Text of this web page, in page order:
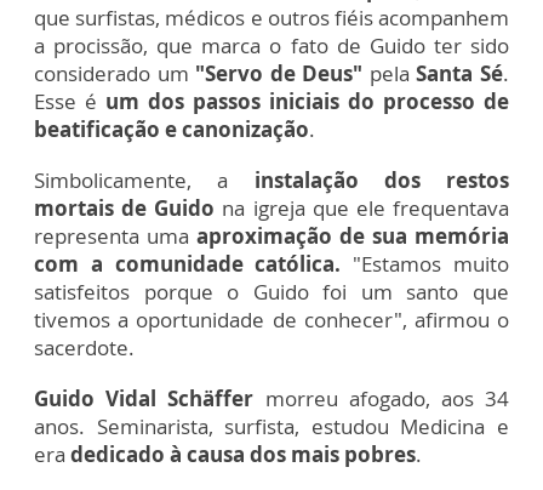
que surfistas, médicos e outros fiéis acompanhem
a procissão, que marca o fato de Guido ter sido
considerado um "Servo de Deus" pelaSanta Sé.
Esse é um dos passos iniciais do processo de
beatificação e canonização.
Simbolicamente, a instalação dos restos
mortais de Guido na igreja que ele frequentava
representa uma aproximação de sua memória
com a comunidade católica. "Estamos muito
satisfeitos porque o Guido foi um santo que
tivemos a oportunidade de conhecer", afirmou o
sacerdote.
Guido Vidal Schäffer morreu afogado, aos 34
anos. Seminarista, surfista, estudou Medicina e
era dedicado à causa dos mais pobres.